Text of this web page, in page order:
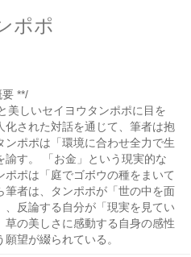
ポポ
**/
美しいセイヨウタンポポに目を
された対話を通じて、筆者は抱
ンポポは「環境に合わせ全力で生
諭す。 「お金」という現実的な
ポは「庭でゴボウの種をまいて
者は、タンポポが「世の中を面
反論する自分が「現実を見てい
草の美しさに感動する自身の感性
望が綴られている。